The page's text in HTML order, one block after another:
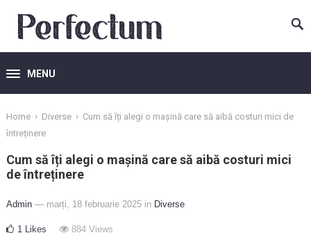
MENU
Home › Diverse › Cum să îți alegi o mașină care să aibă costuri mici de
întreținere
Cum să îți alegi o mașină care să aibă costuri mici
de întreținere
Admin — marți, 18 februarie 2025 in Diverse
1 Likes 884Views